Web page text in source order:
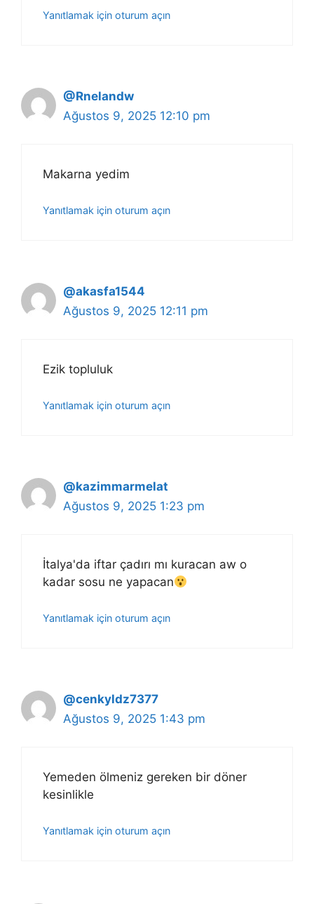
Yanıtlamak için oturum açın
@Rnelandw
Ağustos 9, 2025 12:10 pm
Makarna yedim
Yanıtlamak için oturum açın
@akasfa1544
Ağustos 9, 2025 12:11 pm
Ezik topluluk
Yanıtlamak için oturum açın
@kazimmarmelat
Ağustos 9, 2025 1:23 pm
İtalya'da iftar çadırı mı kuracan aw o
kadar sosu ne yapacan
Yanıtlamak için oturum açın
@cenkyldz7377
Ağustos 9, 2025 1:43 pm
Yemeden ölmeniz gereken bir döner
kesinlikle
Yanıtlamak için oturum açın